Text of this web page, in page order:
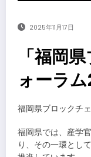
2025年11月17日
「福岡
ォーラ
福岡県ブロックチ
福岡県では、産学
り、その一環とし